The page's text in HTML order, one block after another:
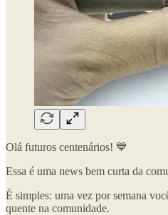
Olá futuros centenários! 💙
Essa é uma news bem curta da
É simples: uma vez por semana
quente na comunidade.